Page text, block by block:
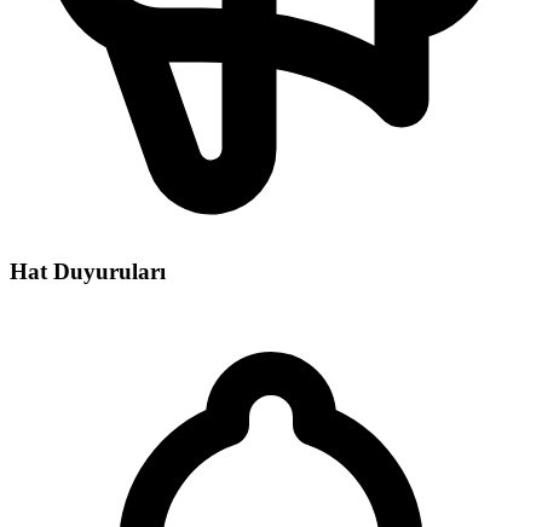
Hat Duyuruları